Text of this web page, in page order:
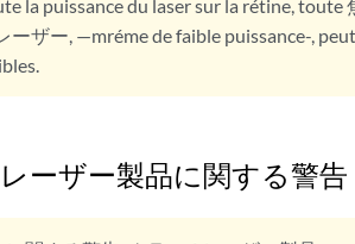
la puissance du laser sur la rétine,
ーザー, —mréme de faible puissance-,
ーザー製品に関する警告